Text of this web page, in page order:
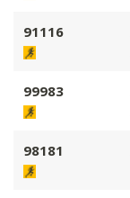
91116
99983
98181